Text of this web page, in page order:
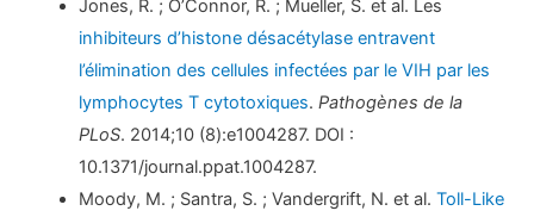
Jones, R. ; O’Connor, R. ; Mueller, S. et al. Les
inhibiteurs d’histone désacétylase entravent
l’élimination des cellules infectées par le VIH par les
lymphocytes T cytotoxiques.Pathogènes de la
PLoS. 2014;10 (8):e1004287. DOI :
10.1371/journal.ppat.1004287.
Moody, M. ; Santra, S. ; Vandergrift, N. et al.Toll-Like